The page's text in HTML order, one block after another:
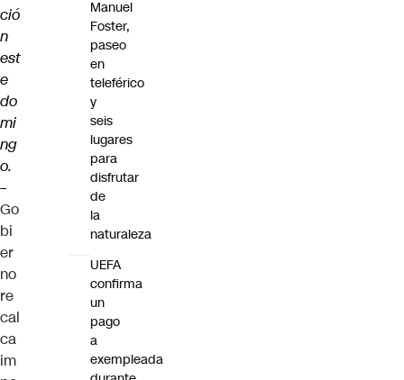
ció
n
est
e
do
mi
ng
o.
–
Go
bi
er
no
re
cal
ca
im
Manuel
Foster,
paseo
en
teleférico
y
seis
lugares
para
disfrutar
de
la
naturaleza
UEFA
confirma
un
pago
a
exempleada